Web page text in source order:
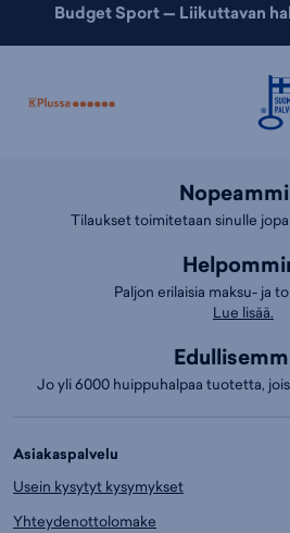
Budget Sport — Liikuttavan
Tilaukset toimitetaan sinulle jopa
Paljon erilaisia maksu- ja
Lue lisää.
Jo yli 6000 huippuhalpaa tuotetta,
Asiakaspalvelu
Usein kysytyt kysymykset
Yhteydenottolomake